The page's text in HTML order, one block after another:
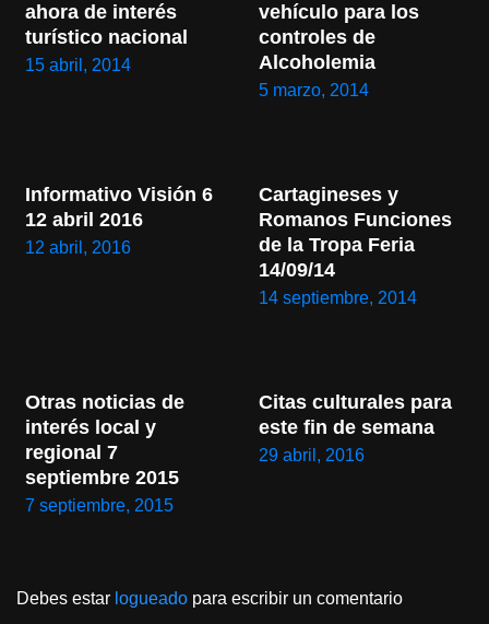
ahora de interés
turístico nacional
15 abril, 2014
vehículo para los
controles de
Alcoholemia
5 marzo, 2014
Informativo Visión 6
12 abril 2016
12 abril, 2016
Cartagineses y
Romanos Funciones
de la Tropa Feria
14/09/14
14 septiembre, 2014
Otras noticias de
interés local y
regional 7
septiembre 2015
7 septiembre, 2015
Citas culturales para
este fin de semana
29 abril, 2016
Debes estar logueado para escribir un comentario